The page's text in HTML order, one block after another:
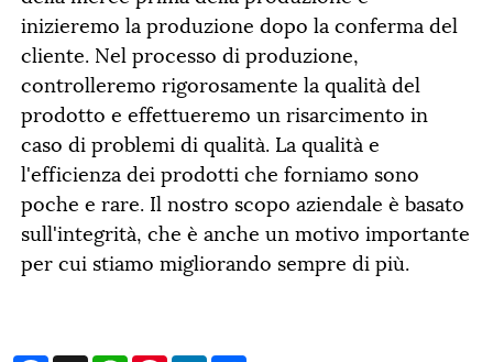
inizieremo la produzione dopo la conferma del
cliente. Nel processo di produzione,
controlleremo rigorosamente la qualità del
prodotto e effettueremo un risarcimento in
caso di problemi di qualità. La qualità e
l'efficienza dei prodotti che forniamo sono
poche e rare. Il nostro scopo aziendale è basato
sull'integrità, che è anche un motivo importante
per cui stiamo migliorando sempre di più.